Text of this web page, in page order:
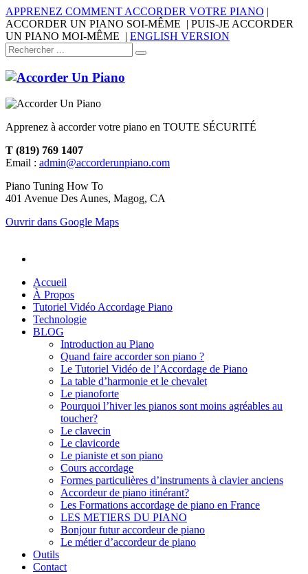
APPRENEZ COMMENT ACCORDER VOTRE PIANO |
ACCORDER UN PIANO SOI-MÊME | PUIS-JE ACCORDER
UN PIANO MOI-MÊME | ENGLISH VERSION
Apprenez à accorder votre piano en TOUTE SÉCURITÉ
T (819) 769 1407
Email : admin@accorderunpiano.com
Piano Tuning How To
401 Avenue Des Aunes, Magog, CA
Ouvrir dans Google Maps
Accueil
À Propos
Tutoriel Vidéo Accordage Piano
Technologie
BLOG
Introduction au Piano
Quand faire accorder son piano ?
Le Tutoriel Vidéo de l’Accordage de Piano
La table d’harmonie et le chevalet
Le pianoforte
Pourquoi l’hiver les pianos sont moins agréables au
toucher?
Le clavecin
Le clavicorde
Le pianiste et son piano
Cours accordage
Formes particulières d’instruments à clavier anciens
Accordeur de piano itinérant?
Les Formations accordage de piano en France
LES METIERS DU PIANO
Bonjour futur accordeur de piano
Le métier d’accordeur de piano
Outils
Contact